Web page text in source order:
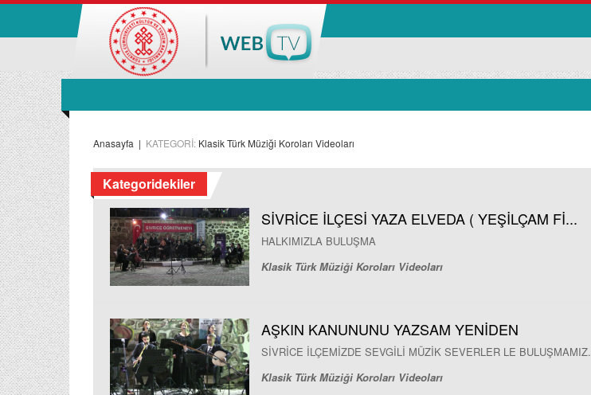
Anasayfa | KATEGORİ: Klasik Türk Müziği Koroları Videoları
Kategoridekiler
SİVRİCE İLÇESİ YAZA ELVEDA ( YEŞİLÇAM Fİ...
HALKIMIZLA BULUŞMA
Klasik Türk Müziği Koroları Videoları
AŞKIN KANUNUNU YAZSAM YENİDEN
SİVRİCE İLÇEMİZDE SEVGİLİ MÜZİK SEVERLER LE BULUŞMAMIZ.
Klasik Türk Müziği Koroları Videoları